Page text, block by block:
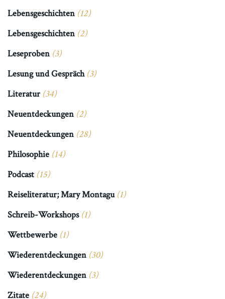
Lebensgeschichten (12)
Lebensgeschichten (2)
Leseproben (3)
Lesung und Gespräch(3)
Literatur(34)
Neuentdeckungen (2)
Neuentdeckungen (28)
Philosophie (14)
Podcast (15)
Reiseliteratur; Mary Montagu(1)
Schreib-Workshops(1)
Wettbewerbe (1)
Wiederentdeckungen (30)
Wiederentdeckungen (3)
Zitate (24)